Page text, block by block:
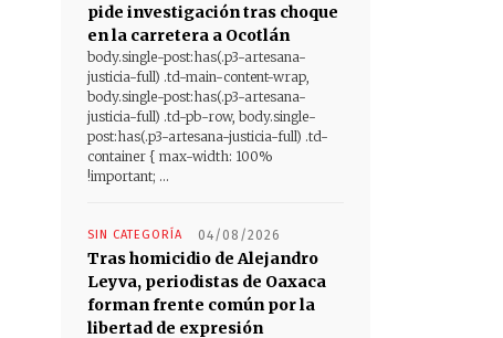
pide investigación tras choque
en la carretera a Ocotlán
body.single-post:has(.p3-artesana-
justicia-full) .td-main-content-wrap,
body.single-post:has(.p3-artesana-
justicia-full) .td-pb-row, body.single-
post:has(.p3-artesana-justicia-full) .td-
container { max-width: 100%
!important; ...
SIN CATEGORÍA 04/08/2026
Tras homicidio de Alejandro
Leyva, periodistas de Oaxaca
forman frente común por la
libertad de expresión